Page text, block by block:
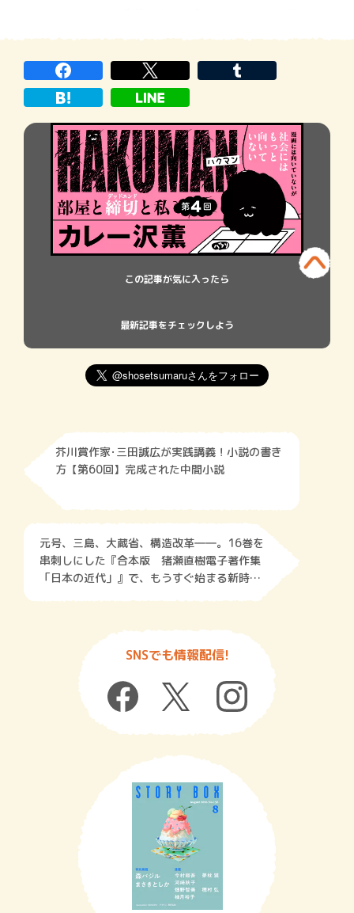
む」と宣言しまくっていたのだが、現実は
今のまま３年休むと栄養失調などにより永
遠の休息が訪れるた
この記事が気に入ったら
最新記事をチェックしよう
芥川賞作家･三田誠広が実践講義！小説の書き
方【第60回】完成された中間小説
元号、三島、大蔵省、構造改革――。16巻を
串刺しにした『合本版 猪瀬直樹電子著作集
「日本の近代」』で、もうすぐ始まる新時代
SNSでも情報配信!